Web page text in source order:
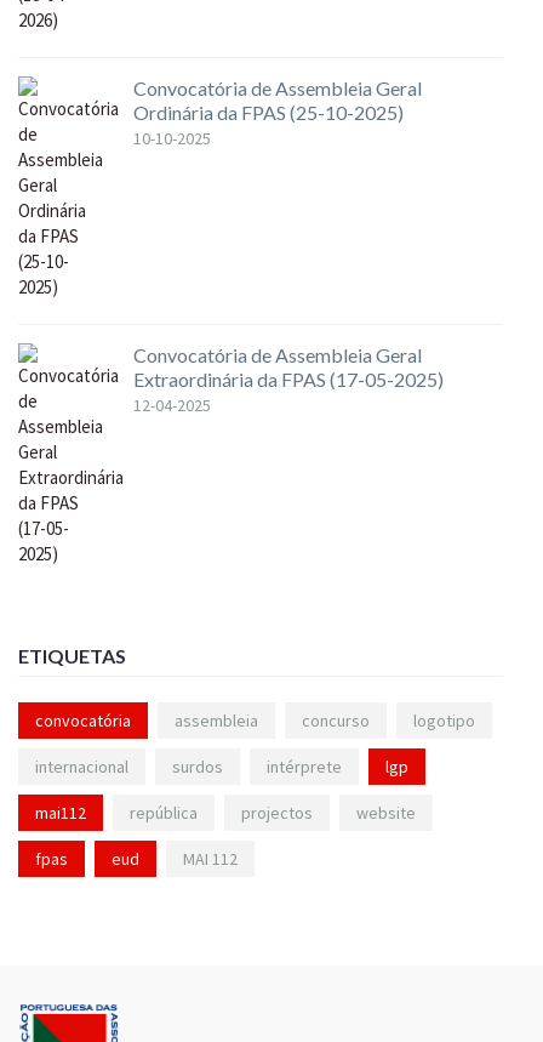
Convocatória de Assembleia Geral
Ordinária da FPAS (25-10-2025)
10-10-2025
Convocatória de Assembleia Geral
Extraordinária da FPAS (17-05-2025)
12-04-2025
ETIQUETAS
convocatória assembleia concurso logotipo
internacional surdos intérprete lgp
mai112 república projectos website
fpas eud MAI 112